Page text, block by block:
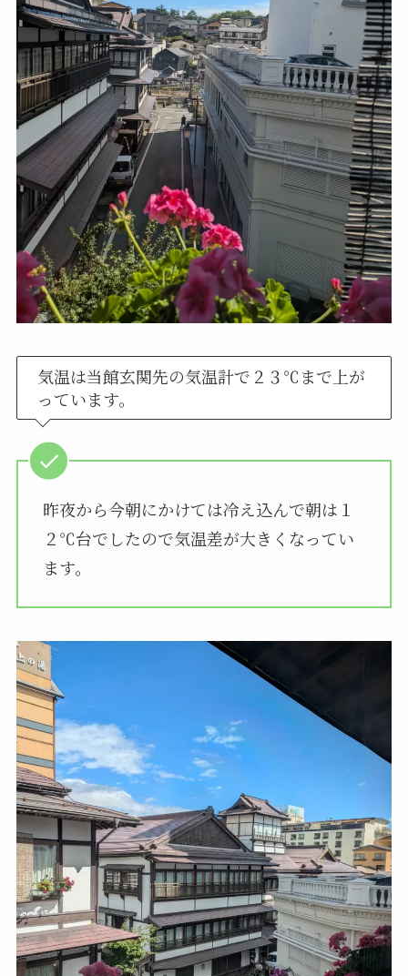
気温は当館玄関先の気温計で２３℃まで上が
っています。
昨夜から今朝にかけては冷え込んで朝は１
２℃台でしたので気温差が大きくなってい
ます。